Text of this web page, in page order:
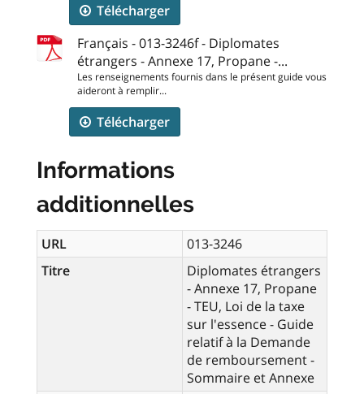
Télécharger
Français - 013-3246f - Diplomates
étrangers - Annexe 17, Propane -...
Les renseignements fournis dans le présent guide vous
aideront à remplir...
Télécharger
Informations
additionnelles
URL
013-3246
Titre
Diplomates étrangers
- Annexe 17, Propane
- TEU, Loi de la taxe
sur l'essence - Guide
relatif à la Demande
de remboursement -
Sommaire et Annexe